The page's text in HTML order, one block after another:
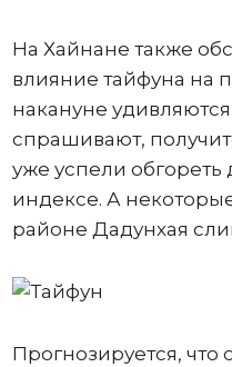
На Хайнане также
влияние тайфуна на
накануне
спрашивают,
уже успели
индексе. А
районе Дадунхая
Прогнозируется, что